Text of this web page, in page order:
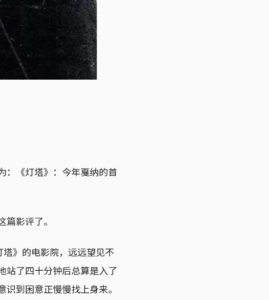
：《灯塔》：今年戛纳的首
影评了。
》的电影院，远远望见不
站了四十分钟后总算是入了
到困意正慢慢找上身来。